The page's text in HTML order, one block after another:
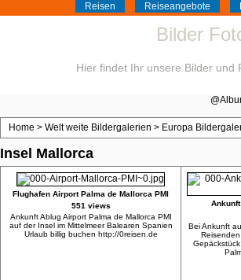
Reisen Reiseangebote
Bilder
Hier findet Ihr unsere Bilder und
@
Home > Welt weite Bildergalerien > Europa
Insel Mallorca
Flughafen Airport Palma de Mallorca PMI
551 views
Ankunft Ablug Airport Palma de Mallorca PMI
auf der Insel im Mittelmeer Balearen Spanien
Urlaub billig buchen http://0reisen.de
Ankunft
Bei Ankunft